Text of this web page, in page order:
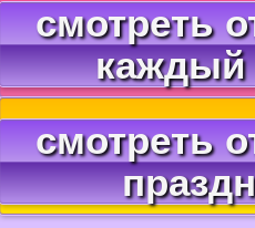
смотреть
каждый
смотреть